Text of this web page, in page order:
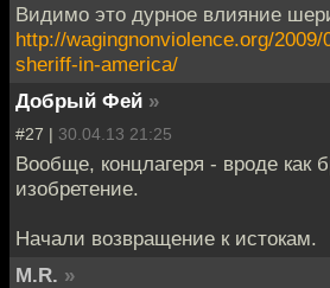
Видимо это дурное влияние
http://wagingnonviolence.org/
sheriff-in-america/
Добрый Фей »
#27 | 30.04.13 21:25
Вообще, концлагеря - вроде как
изобретение.
Начали возвращение к истокам.
M.R. »